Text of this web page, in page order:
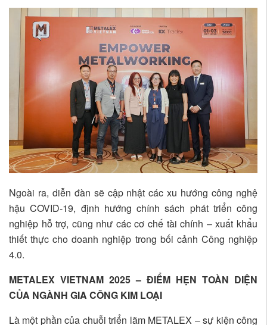
Ngoài ra, diễn đàn sẽ cập nhật các xu hướng công nghệ
hậu COVID-19, định hướng chính sách phát triển công
nghiệp hỗ trợ, cũng như các cơ chế tài chính – xuất khẩu
thiết thực cho doanh nghiệp trong bối cảnh Công nghiệp
4.0.
METALEX VIETNAM 2025 – ĐIỂM HẸN TOÀN DIỆN
CỦA NGÀNH GIA CÔNG KIM LOẠI
Là một phần của chuỗi triển lãm METALEX – sự kiện công